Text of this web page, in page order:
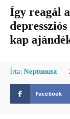
Így reagál
kap
Írta: Neptunusz
Facebook